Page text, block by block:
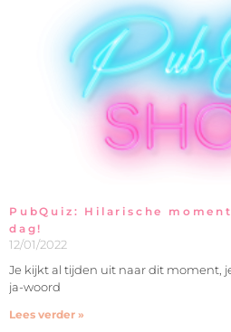
PubQuiz: Hilarische
dag!
12/01/2022
Je kijkt al tijden uit naar dit moment,
ja-woord
Lees verder »